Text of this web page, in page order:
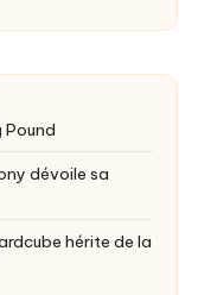
Pound
dévoile sa
hérite de la